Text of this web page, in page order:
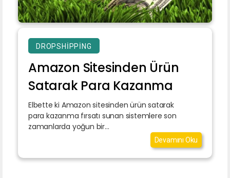
DROPSHIPPING
Amazon Sitesinden Ürün
Satarak Para Kazanma
Elbette ki Amazon sitesinden ürün satarak
para kazanma fırsatı sunan sistemlere son
zamanlarda yoğun bir...
Devamını Oku